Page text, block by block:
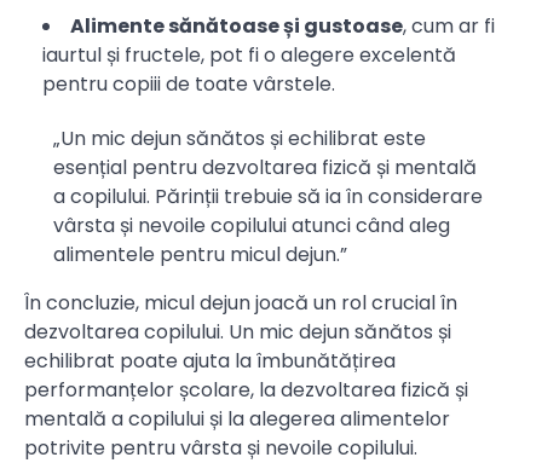
Alimente sănătoase și gustoase, cum ar fi
iaurtul și fructele, pot fi o alegere excelentă
pentru copiii de toate vârstele.
„Un mic dejun sănătos și echilibrat este
esențial pentru dezvoltarea fizică și mentală
a copilului. Părinții trebuie să ia în considerare
vârsta și nevoile copilului atunci când aleg
alimentele pentru micul dejun.”
În concluzie, micul dejun joacă un rol crucial în
dezvoltarea copilului. Un mic dejun sănătos și
echilibrat poate ajuta la îmbunătățirea
performanțelor școlare, la dezvoltarea fizică și
mentală a copilului și la alegerea alimentelor
potrivite pentru vârsta și nevoile copilului.